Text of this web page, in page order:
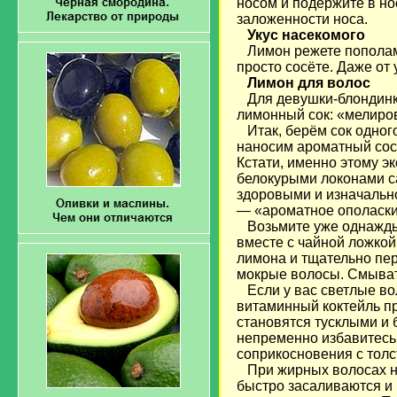
носом и подержите в
заложенности носа.
Укус насекомого
Лимон режете
просто сосёте. Даже от
Лимон для волос
Для девушки-
лимонный сок:
Итак, берём сок
наносим ароматный
Кстати, именно этому
белокурыми локонами
здоровыми и
— «ароматное
Возьмите уже
вместе с чайной
лимона и тщательно
мокрые волосы.
Если у вас светлые
витаминный коктейль
становятся тусклыми
непременно
соприкосновения с
При жирных волосах
быстро засаливаются